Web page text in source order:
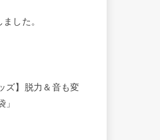
した。
ズ】脱力＆音も変
」